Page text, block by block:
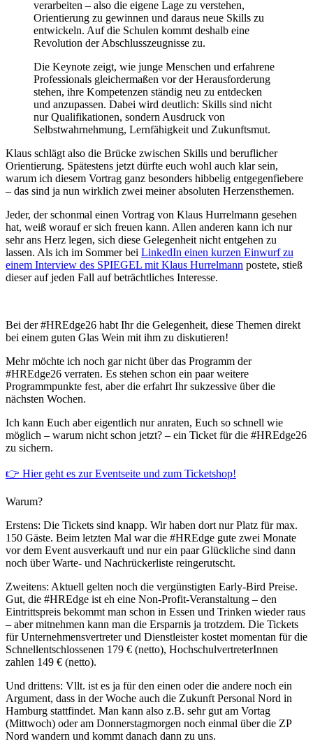
verarbeiten – also die eigene Lage zu verstehen,
Orientierung zu gewinnen und daraus neue Skills zu
entwickeln. Auf die Schulen kommt deshalb eine
Revolution der Abschlusszeugnisse zu.
Die Keynote zeigt, wie junge Menschen und erfahrene
Professionals gleichermaßen vor der Herausforderung
stehen, ihre Kompetenzen ständig neu zu entdecken
und anzupassen. Dabei wird deutlich: Skills sind nicht
nur Qualifikationen, sondern Ausdruck von
Selbstwahrnehmung, Lernfähigkeit und Zukunftsmut.
Klaus schlägt also die Brücke zwischen Skills und beruflicher
Orientierung. Spätestens jetzt dürfte euch wohl auch klar sein,
warum ich diesem Vortrag ganz besonders hibbelig entgegenfiebere
– das sind ja nun wirklich zwei meiner absoluten Herzensthemen.
Jeder, der schonmal einen Vortrag von Klaus Hurrelmann gesehen
hat, weiß worauf er sich freuen kann. Allen anderen kann ich nur
sehr ans Herz legen, sich diese Gelegenheit nicht entgehen zu
lassen. Als ich im Sommer bei LinkedIn einen kurzen Einwurf zu
einem Interview des SPIEGEL mit Klaus Hurrelmann postete, stieß
dieser auf jeden Fall auf beträchtliches Interesse.
Bei der #HREdge26 habt Ihr die Gelegenheit, diese Themen direkt
bei einem guten Glas Wein mit ihm zu diskutieren!
Mehr möchte ich noch gar nicht über das Programm der
#HREdge26 verraten. Es stehen schon ein paar weitere
Programmpunkte fest, aber die erfahrt Ihr sukzessive über die
nächsten Wochen.
Ich kann Euch aber eigentlich nur anraten, Euch so schnell wie
möglich – warum nicht schon jetzt? – ein Ticket für die #HREdge26
zu sichern.
👉 Hier geht es zur Eventseite und zum Ticketshop!
Warum?
Erstens: Die Tickets sind knapp. Wir haben dort nur Platz für max.
150 Gäste. Beim letzten Mal war die #HREdge gute zwei Monate
vor dem Event ausverkauft und nur ein paar Glückliche sind dann
noch über Warte- und Nachrückerliste reingerutscht.
Zweitens: Aktuell gelten noch die vergünstigten Early-Bird Preise.
Gut, die #HREdge ist eh eine Non-Profit-Veranstaltung – den
Eintrittspreis bekommt man schon in Essen und Trinken wieder raus
– aber mitnehmen kann man die Ersparnis ja trotzdem. Die Tickets
für Unternehmensvertreter und Dienstleister kostet momentan für die
Schnellentschlossenen 179 € (netto), HochschulvertreterInnen
zahlen 149 € (netto).
Und drittens: Vllt. ist es ja für den einen oder die andere noch ein
Argument, dass in der Woche auch die Zukunft Personal Nord in
Hamburg stattfindet. Man kann also z.B. sehr gut am Vortag
(Mittwoch) oder am Donnerstagmorgen noch einmal über die ZP
Nord wandern und kommt danach dann zu uns.